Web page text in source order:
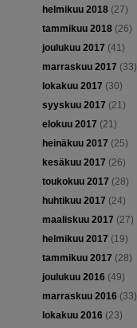
helmikuu 2018(27)
tammikuu 2018(26)
joulukuu 2017 (41)
marraskuu 2017 (33)
lokakuu 2017 (30)
syyskuu 2017 (21)
elokuu 2017 (21)
heinäkuu 2017 (25)
kesäkuu 2017 (26)
toukokuu 2017 (28)
huhtikuu 2017 (24)
maaliskuu 2017 (27)
helmikuu 2017 (19)
tammikuu 2017 (28)
joulukuu 2016 (49)
marraskuu 2016 (33)
lokakuu 2016 (23)